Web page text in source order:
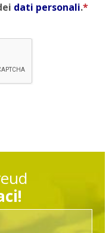
dati personali.*